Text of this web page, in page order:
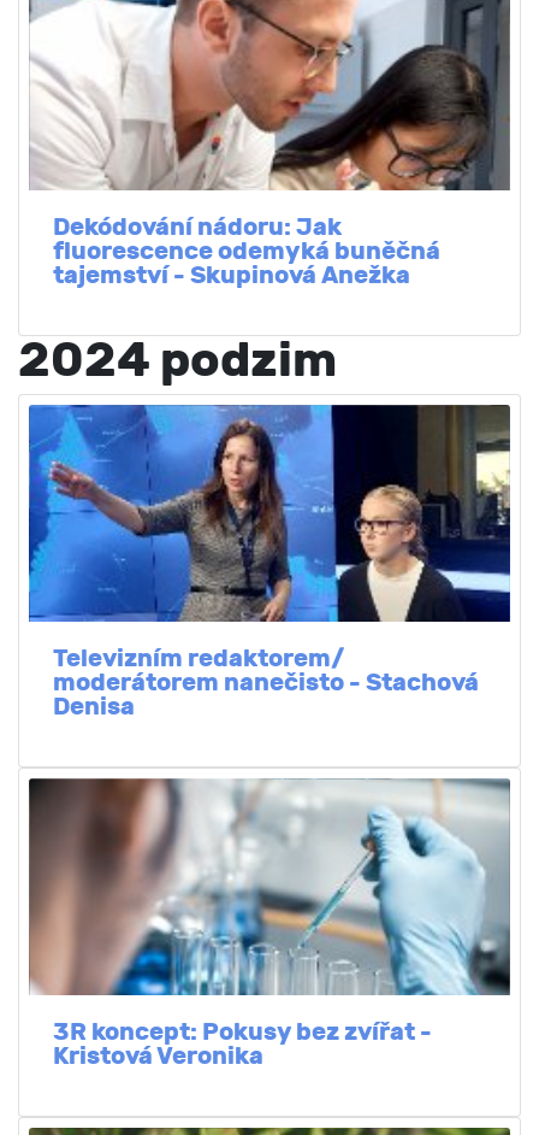
Dekódování nádoru: Jak
fluorescence odemyká buněčná
tajemství - Skupinová Anežka
2024 podzim
Televizním redaktorem/
moderátorem nanečisto - Stachová
Denisa
3R koncept: Pokusy bez zvířat -
Kristová Veronika